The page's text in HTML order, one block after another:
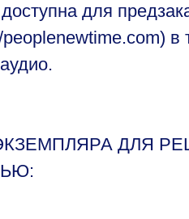
для
в
ДЛЯ